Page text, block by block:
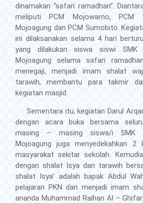
dinamakan “safari ramadhan”.
meliputi PCM Mojowarno, PCM
Mojoagung dan PCM Sumobito.
ini dilaksanakan selama 4 hari
yang dilakukan siswa siswi SMK
Mojoagung selama safari
menegaji, menjadi imam shalat
tarawih, membantu para takmir
kegiatan masjid
Sementara itu, kegiatan Darul
dengan acara buka bersama
masing – masing siswa/i SMK
Mojoagung juga menyedekahkan 2
masyarakat sekitar sekolah.
dengan shalat Isya dan tarawih
shalat Isya’ adalah bapak Abdul
pelajaran PKN dan menjadi imam
ananda Muhammad Raihan Al –